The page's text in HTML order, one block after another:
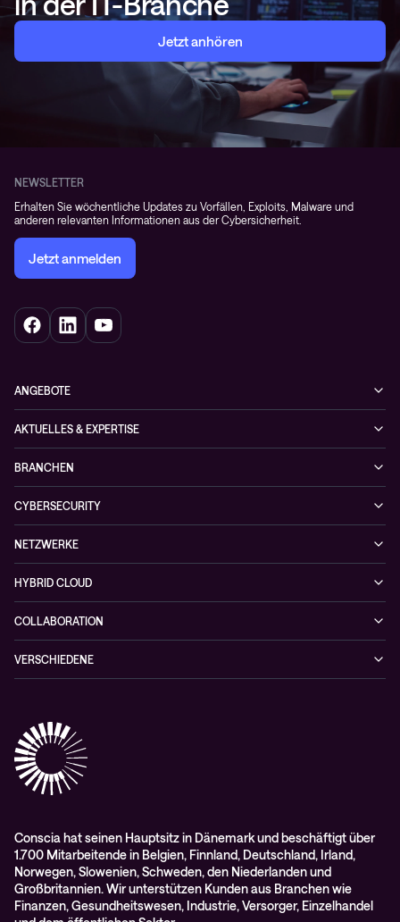
Jetzt anhören
NEWSLETTER
Erhalten Sie wöchentliche Updates zu Vorfällen, Exploits, Malware und
anderen relevanten Informationen aus der Cybersicherheit.
Jetzt anmelden
ANGEBOTE
Netzwerke
Hybrid cloud
Observability
Projektanfragen
AKTUELLES & EXPERTISE
Cases
News
Podcast
Videos
Whitepaper
BRANCHEN
Finance
Healthcare
Public
CYBERSECURITY
Cybersecurity-Lösungen
NIS-2 Quick Check
Wie Sie kein zufälliges Opfer einer Cyberattacke werden
NETZWERKE
Netzwerklösungen
HYBRID CLOUD
COLLABORATION
Cisco Webex
VERSCHIEDENE
RMA-Antrag
AGB
Conscia hat seinen Hauptsitz in Dänemark und beschäftigt über
1.700 Mitarbeitende in Belgien, Finnland, Deutschland, Irland,
Norwegen, Slowenien, Schweden, den Niederlanden und
Großbritannien. Wir unterstützen Kunden aus Branchen wie
Finanzen, Gesundheitswesen, Industrie, Versorger, Einzelhandel